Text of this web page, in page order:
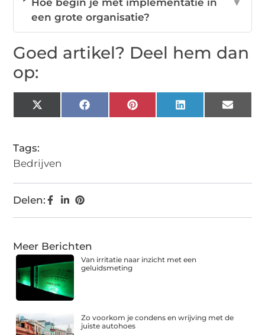
Hoe begin je met implementatie in
een grote organisatie?
▼
Goed artikel? Deel hem dan
op:
X
(Twitter)
FacebookPinterestLinkedIn Email
Tags:
Bedrijven
Delen:
Meer Berichten
Van irritatie naar inzicht met een
geluidsmeting
Zo voorkom je condens en wrijving met de
juiste autohoes